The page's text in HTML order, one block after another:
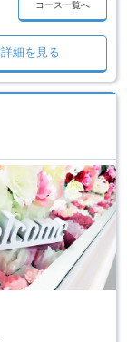
コース一覧へ
細を見る